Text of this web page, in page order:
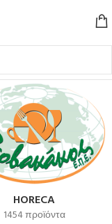
HORECA
1454 προϊόντα